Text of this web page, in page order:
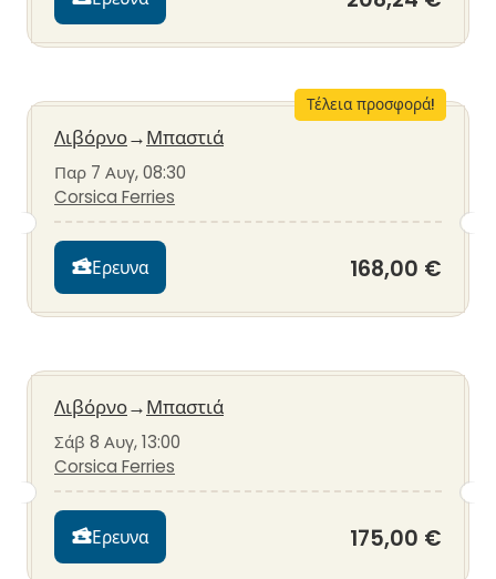
Τέλεια προσφορά!
Λιβόρνο→Μπαστιά
Παρ 7 Αυγ, 08:30
Corsica Ferries
Ερευνα 168,00 €
Λιβόρνο→Μπαστιά
Σάβ 8 Αυγ, 13:00
Corsica Ferries
Ερευνα 175,00 €